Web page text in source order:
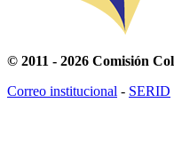
© 2011 - 2026 Comisión
Correo institucional - SERID